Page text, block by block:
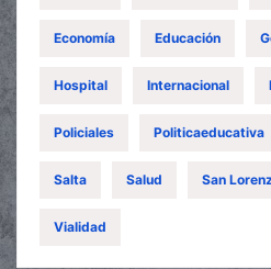
Economía Educación
Hospital Internacional
Policiales Politicaeducativa
Salta Salud San
Vialidad